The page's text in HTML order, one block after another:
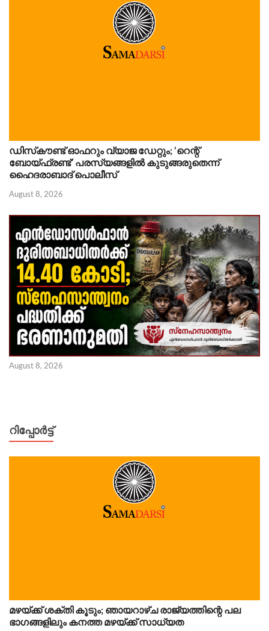
ഡിസ്‌കൗണ്ട് ഓഫറും വ്യാജ ഡേറ്റും; ‘റെന്റ്
ബോയ്‌ഫ്രണ്ട്’ പരസ്യങ്ങളിൽ കുടുങ്ങരുതെന്ന്
ഹൈദരാബാദ് പൊലീസ്
August 8, 2026
August 8, 2026
റിപ്പോര്‍ട്ട്
മഴയ്ക്ക് ശക്തി കൂടും; ഞായറാഴ്ച രാജ്യത്തിന്റെ പല
ഭാഗങ്ങളിലും കനത്ത മഴയ്ക്ക് സാധ്യത